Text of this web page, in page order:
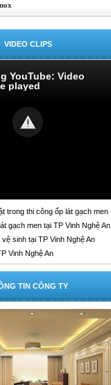
VIDEO CLIPS
YouTube: Video
played
trong thi công ốp lát gạch men
gạch men tại TP Vinh Nghệ An
sinh tại TP Vinh Nghệ An
Vinh Nghệ An
TIN CÔNG TY